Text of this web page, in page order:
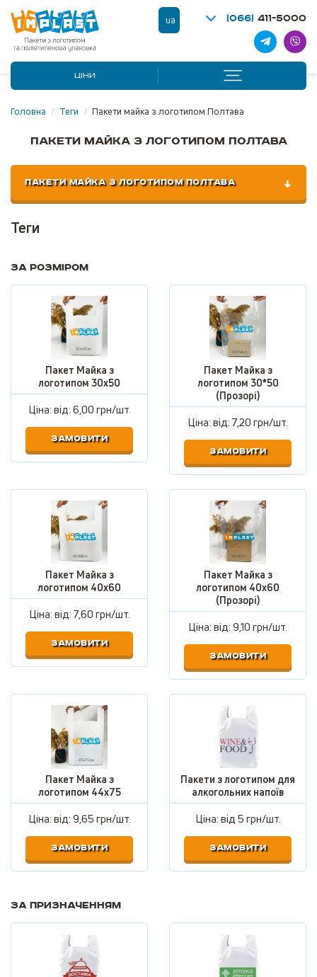
ua (066) 411-5000
ЦІНИ
Головна / Теги / Пакети майка з логотипом Полтава
Пакети майка з логотипом Полтава
ПАКЕТИ МАЙКА З ЛОГОТИПОМ ПОЛТАВА
Теги
За розміром
Пакет Майка з
логотипом 30х50
Ціна: від:6,00 грн/шт.
ЗАМОВИТИ
Пакет Майка з
логотипом 30*50
(Прозорі)
Ціна: від:7,20 грн/шт.
ЗАМОВИТИ
Пакет Майка з
логотипом 40х60
Ціна: від:7,60 грн/шт.
ЗАМОВИТИ
Пакет Майка з
логотипом 40х60
(Прозорі)
Ціна: від:9,10 грн/шт.
ЗАМОВИТИ
Пакет Майка з
логотипом 44х75
Ціна: від:9,65 грн/шт.
ЗАМОВИТИ
Пакети з логотипом для
алкогольних напоїв
Ціна: від5 грн/шт.
ЗАМОВИТИ
За призначенням